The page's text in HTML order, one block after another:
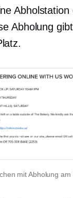
Abholstation
Abholung
mit Abholung